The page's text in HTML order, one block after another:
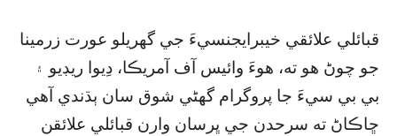
قبائلي علائقي خيبرايجنسيءَ جي گھريلو عورت زرمينا
جو چوڻ هو ته، هوءَ وائيس آف آمريڪا، دِيوا ريڊيو ۽
بي بي سيءَ جا پروگرام گھڻي شوق سان ٻڌندي آهي
ڇاڪاڻ ته سرحدن جي ڀرسان وارن قبائلي علائقن